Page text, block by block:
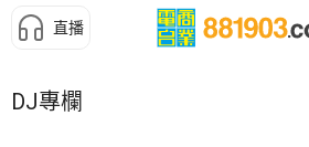
直播
DJ專欄